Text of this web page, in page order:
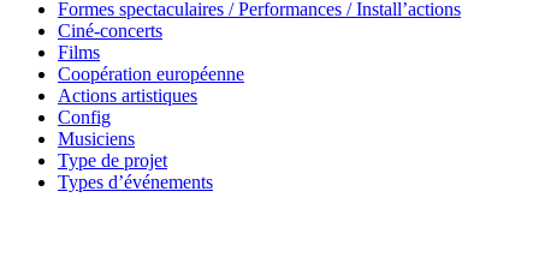
Formes spectaculaires / Performances / Install’actions
Ciné-concerts
Films
Coopération européenne
Actions artistiques
Config
Musiciens
Type de projet
Types d’événements